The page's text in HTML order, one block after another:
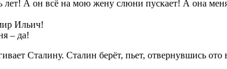
лет! А он всё на мою жену слюни пускает! А она
Ильич!
– да!
Сталину. Сталин берёт, пьет, отвернувшись ото